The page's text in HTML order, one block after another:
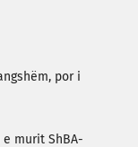
por i
e murit ShBA-